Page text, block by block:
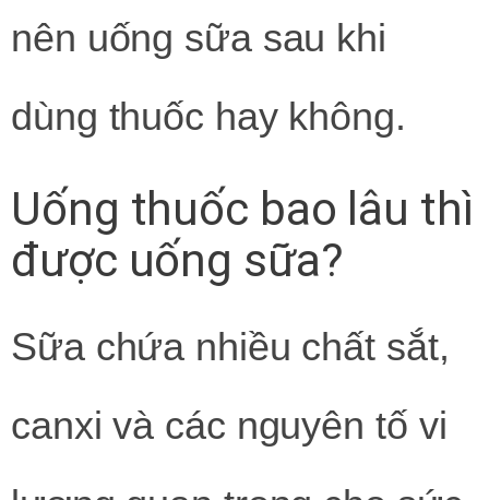
nên uống sữa sau khi
dùng thuốc hay không.
Uống thuốc bao lâu thì
được uống sữa?
Sữa chứa nhiều chất sắt,
canxi và các nguyên tố vi